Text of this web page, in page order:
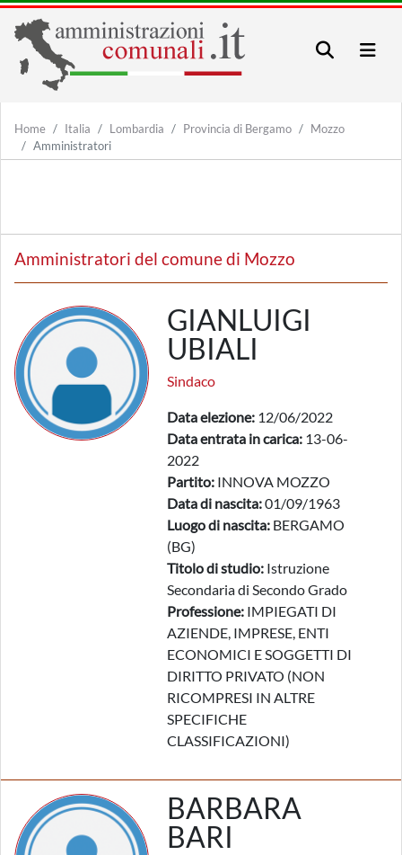
Home Italia Lombardia Provincia di Bergamo
Mozzo
Amministratori
Amministratori del comune di Mozzo
GIANLUIGI
UBIALI
Sindaco
Data elezione: 12/06/2022
Data entrata in carica: 13-06-
2022
Partito: INNOVA MOZZO
Data di nascita:01/09/1963
Luogo di nascita: BERGAMO
(BG)
Titolo di studio: Istruzione
Secondaria di Secondo Grado
Professione: IMPIEGATI DI
AZIENDE, IMPRESE, ENTI
ECONOMICI E SOGGETTI DI
DIRITTO PRIVATO (NON
RICOMPRESI IN ALTRE
SPECIFICHE
CLASSIFICAZIONI)
BARBARA
BARI